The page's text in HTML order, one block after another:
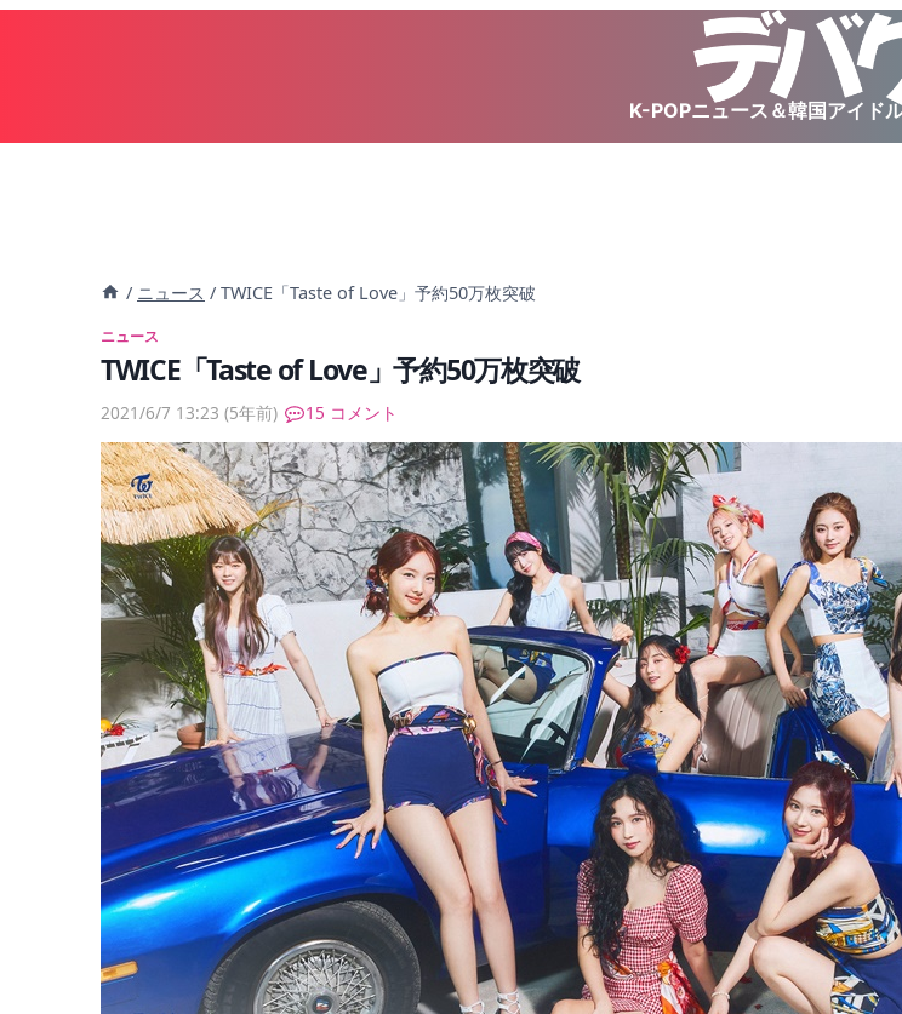
K-POPニュース＆韓国アイド
/ ニュース / TWICE「Taste of Love」予約50万枚突破
ニュース
TWICE「Taste of Love」予約50万枚突破
2021/6/7 13:23 (5年前) 15 コメント